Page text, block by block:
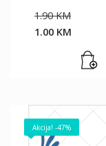
1.90KM
1.00 KM
Akcija! -47%